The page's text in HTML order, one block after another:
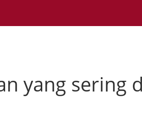
yang sering